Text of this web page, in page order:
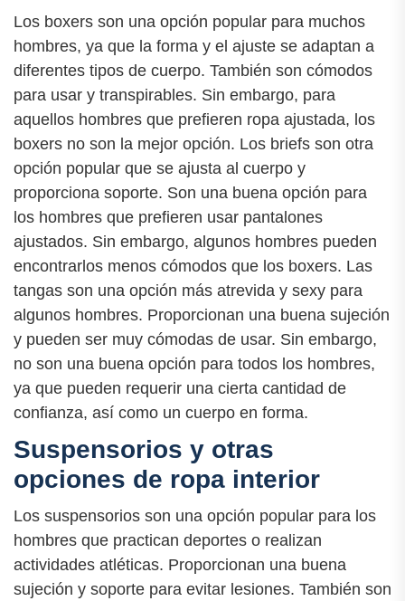
Los boxers son una opción popular para muchos
hombres, ya que la forma y el ajuste se adaptan a
diferentes tipos de cuerpo. También son cómodos
para usar y transpirables. Sin embargo, para
aquellos hombres que prefieren ropa ajustada, los
boxers no son la mejor opción. Los briefs son otra
opción popular que se ajusta al cuerpo y
proporciona soporte. Son una buena opción para
los hombres que prefieren usar pantalones
ajustados. Sin embargo, algunos hombres pueden
encontrarlos menos cómodos que los boxers. Las
tangas son una opción más atrevida y sexy para
algunos hombres. Proporcionan una buena sujeción
y pueden ser muy cómodas de usar. Sin embargo,
no son una buena opción para todos los hombres,
ya que pueden requerir una cierta cantidad de
confianza, así como un cuerpo en forma.
Suspensorios y otras
opciones de ropa interior
Los suspensorios son una opción popular para los
hombres que practican deportes o realizan
actividades atléticas. Proporcionan una buena
sujeción y soporte para evitar lesiones. También son